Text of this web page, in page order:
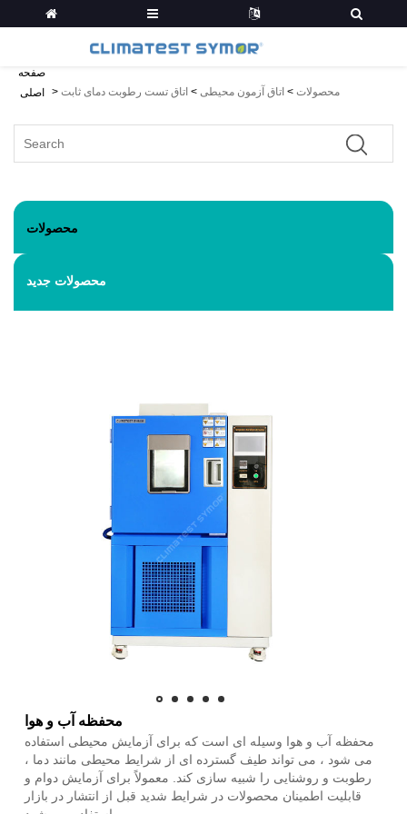
صفحه
اصلی
> محصولات > اتاق آزمون محیطی > اتاق تست رطوبت دمای ثابت
محصولات
محصولات جدید
محفظه آب و هوا
محفظه آب و هوا وسیله ای است که برای آزمایش محیطی استفاده
می شود ، می تواند طیف گسترده ای از شرایط محیطی مانند دما ،
رطوبت و روشنایی را شبیه سازی کند. معمولاً برای آزمایش دوام و
قابلیت اطمینان محصولات در شرایط شدید قبل از انتشار در بازار